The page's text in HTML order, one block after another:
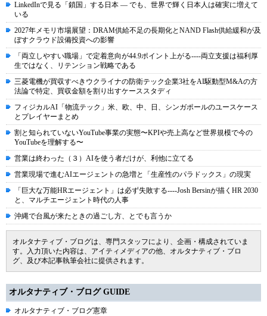
LinkedInで見る「鎖国」する日本 ― でも、世界で輝く日本人は確実に増えて
いる
2027年メモリ市場展望：DRAM供給不足の長期化とNAND Flash供給緩和が及
ぼすクラウド設備投資への影響
「両立しやすい職場」で定着意向が44.9ポイント上がる----両立支援は福利厚
生ではなく、リテンション戦略である
三菱電機が買収すべきウクライナの防衛テック企業3社をAI駆動型M&Aの方
法論で特定、買収金額を割り出すケーススタディ
フィジカルAI「物流テック」米、欧、中、日、シンガポールのユースケース
とプレイヤーまとめ
割と知られていないYouTube事業の実態〜KPIや売上高など世界規模で今の
YouTubeを理解する〜
営業は終わった（３）AIを使う者だけが、利他に立てる
営業現場で進むAIエージェントの急増と「生産性のパラドックス」の現実
「巨大な万能HRエージェント」は必ず失敗する----Josh Bersinが描くHR 2030
と、マルチエージェント時代の人事
沖縄で台風が来たときの過ごし方、とでも言うか
オルタナティブ・ブログは、専門スタッフにより、企画・構成されていま
す。入力頂いた内容は、アイティメディアの他、オルタナティブ・ブロ
グ、及び本記事執筆会社に提供されます。
オルタナティブ・ブログ GUIDE
オルタナティブ・ブログ憲章